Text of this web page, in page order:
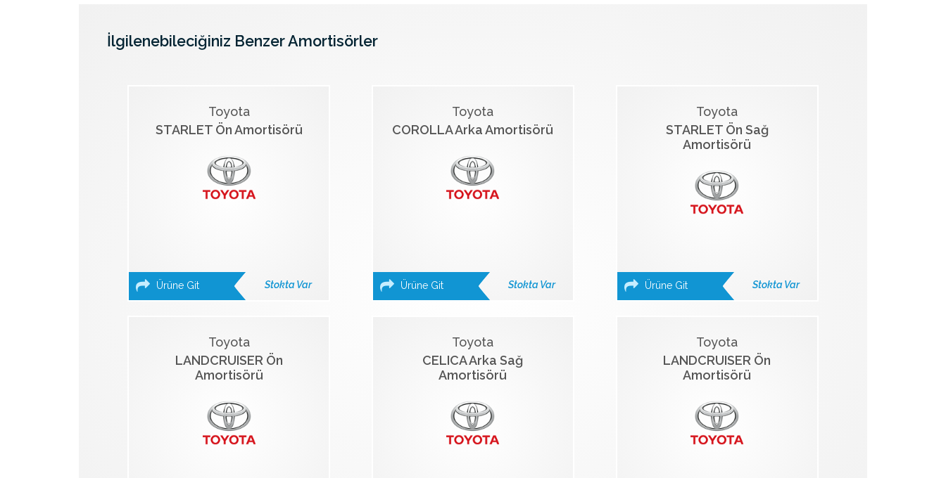
İlgilenebileciğiniz Benzer Amortisörler
Toyota
STARLET Ön Amortisörü
Ürüne Git Stokta Var
Toyota
COROLLA Arka Amortisörü
Ürüne Git Stokta Var
Toyota
STARLET Ön Sağ
Amortisörü
Ürüne Git Stokta Var
Toyota
LANDCRUISER Ön
Amortisörü
Toyota
CELICA Arka Sağ
Amortisörü
Toyota
LANDCRUISER Ön
Amortisörü